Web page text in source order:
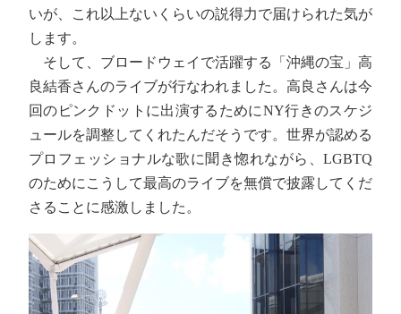
いが、これ以上ないくらいの説得力で届けられた気が
します。
そして、ブロードウェイで活躍する「沖縄の宝」高
良結香さんのライブが行なわれました。高良さんは今
回のピンクドットに出演するためにNY行きのスケジ
ュールを調整してくれたんだそうです。世界が認める
プロフェッショナルな歌に聞き惚れながら、LGBTQ
のためにこうして最高のライブを無償で披露してくだ
さることに感激しました。